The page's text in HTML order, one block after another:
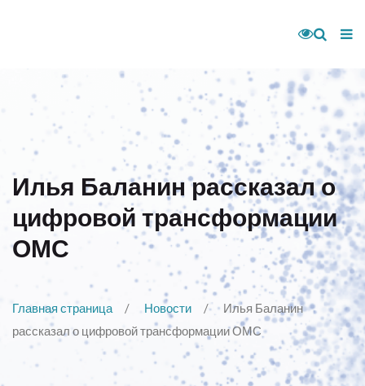
Илья Баланин рассказал о
цифровой трансформации
ОМС
Главная страница Новости
Илья Баланин
рассказал о цифровой трансформации ОМС